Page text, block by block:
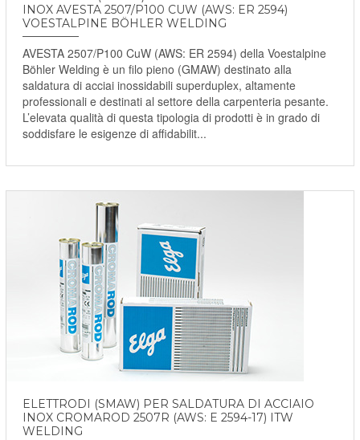
INOX AVESTA 2507/P100 CUW (AWS: ER 2594)
VOESTALPINE BÖHLER WELDING
AVESTA 2507/P100 CuW (AWS: ER 2594) della Voestalpine
Böhler Welding è un filo pieno (GMAW) destinato alla
saldatura di acciai inossidabili superduplex, altamente
professionali e destinati al settore della carpenteria pesante.
L’elevata qualità di questa tipologia di prodotti è in grado di
soddisfare le esigenze di affidabilit...
ELETTRODI (SMAW) PER SALDATURA DI ACCIAIO
INOX CROMAROD 2507R (AWS: E 2594-17) ITW
WELDING